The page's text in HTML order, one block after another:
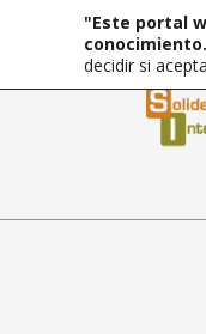
"Este portal
conocimiento.
decidir si